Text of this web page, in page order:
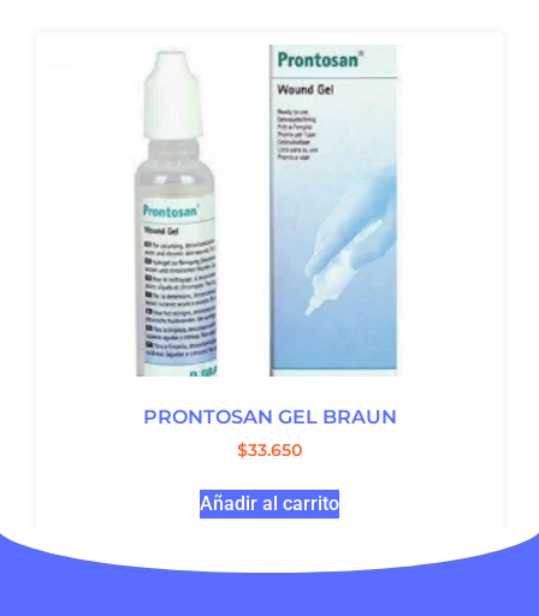
PRONTOSAN GEL BRAUN
$33.650
Añadir al carrito